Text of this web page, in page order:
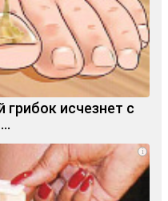
исчезнет с
i